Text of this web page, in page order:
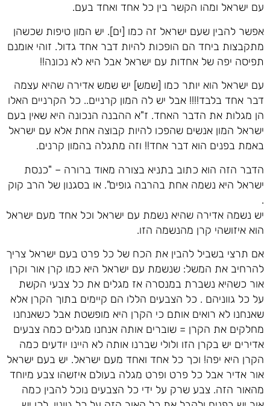
עם ישראל ומהו הקשר בין כל אחד ואחד בעם.
אפשר להבין שעם ישראל זה כמו [ים]. יש המון טיפות שכשהן
מתקבצות ביחד הם הופכות להיות דבר אחד גדול. זוהי אומנם
תפיסה יפה של אחדות עם ישראל אבל היא לא נכונה!!
עם ישראל הוא יותר כמו [שמש] יש שמש אדירה שהיא עצמה
דבר אחד בלבד!!!! אבל יש לה המון קרניים.. כל הקרניים האלו
הן מגלות את הדבר האחד. ז"א ההבנה הנכונה היא שאין בעם
ישראל המון אנשים שהפכו להיות קבוצה אחת אלא עם ישראל
באמת בפנים הוא דבר אחד!! וזה מתגלה בהמון קרנים.
הדבר הזה הוא כתוב בתניא בצורה מאוד ברורה – "כנסת
ישראל היא נשמה אחת בהרבה גופים". או בסגנון של הרב קוק
.
יש נשמה אדירה שהיא נשמת עם ישראל וכל אחד מעם ישראל
הוא איזושהי קרן מהנשמה הזו.
אם תרצי בשביל להבין את הכח של כל פרט בעם ישראל צריך
להרחיב את המשל: שנשמת עם ישראל היא כמו קרן אור וקרן
אור כשהיא נשברת במנסרה אז מגלים את כל צבעי הקשת
על כל גווניהם . כל הצבעים הללו הם קיימים בתוך הקרן אלא
שאנחנו לא רואים אותם כי הקרן היא מופשטת אבל כשאנחנו
מחלקים את הקרן = שוברים אותה אנחנו מגלים כמה צבעים
אדירים יש בקרן הזו ולולי שברנו אותה לא היינו יודעים כמה
הקרן היא יפה! וכך כל אחד ואחד מעם ישראל. יש בעם ישראל
אור אדיר אבל כל פרט ופרט מגלה בעולם איזשהו צבע מיוחד
מהאור הזה. צבע שרק על ידי כל הצבעים נוכל להבין כמה